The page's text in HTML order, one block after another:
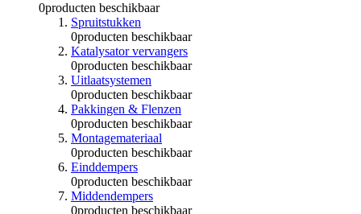
0producten beschikbaar
Spruitstukken
0producten beschikbaar
Katalysator vervangers
0producten beschikbaar
Uitlaatsystemen
0producten beschikbaar
Pakkingen & Flenzen
0producten beschikbaar
Montagemateriaal
0producten beschikbaar
Einddempers
0producten beschikbaar
Middendempers
0producten beschikbaar